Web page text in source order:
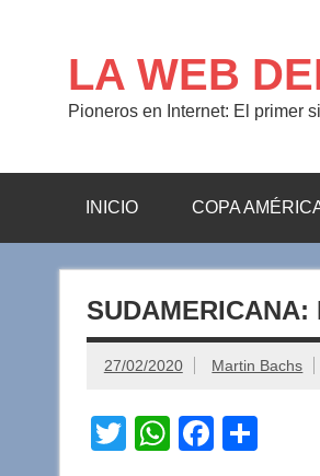
LA WEB
Pioneros en Internet: El primer
INICIO COPA
27/02/2020 Martin Bachs
T
W
F